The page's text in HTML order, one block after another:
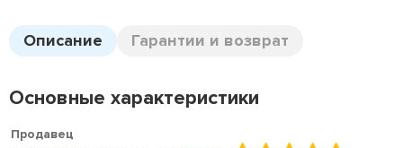
Описание Гарантии и возврат
Основные характеристики
Продавец